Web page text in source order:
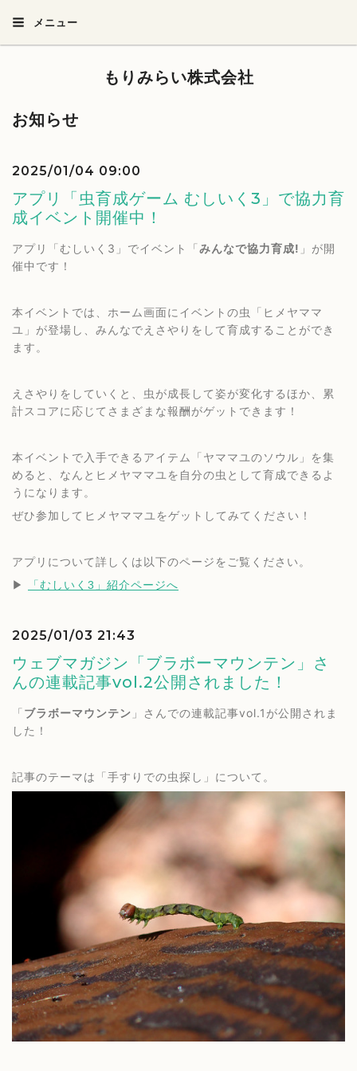
メニュー
もりみらい株式会社
お知らせ
2025/01/04 09:00
アプリ「虫育成ゲーム むしいく3」で協力育
成イベント開催中！
アプリ「むしいく3」でイベント「みんなで協力育成! 」が開
催中です！
本イベントでは、ホーム画面にイベントの虫「ヒメヤママ
ユ」が登場し、みんなでえさやりをして育成することができ
ます。
えさやりをしていくと、虫が成長して姿が変化するほか、累
計スコアに応じてさまざまな報酬がゲットできます！
本イベントで入手できるアイテム「ヤママユのソウル」を集
めると、なんとヒメヤママユを自分の虫として育成できるよ
うになります。
ぜひ参加してヒメヤママユをゲットしてみてください！
アプリについて詳しくは以下のページをご覧ください。
▶︎
「むしいく3」紹介ページへ
2025/01/03 21:43
ウェブマガジン「ブラボーマウンテン」さ
んの連載記事vol.2公開されました！
「ブラボーマウンテン 」さんでの連載記事vol.1が公開されま
した！
記事のテーマは「手すりでの虫探し」について。